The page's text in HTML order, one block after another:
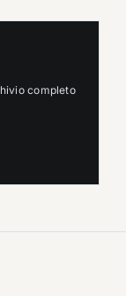
completo